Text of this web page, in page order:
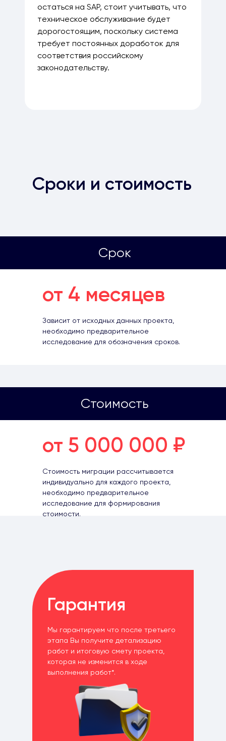
остаться на SAP, стоит учитывать, что
техническое обслуживание будет
дорогостоящим, поскольку система
требует постоянных доработок для
соответствия российскому
законодательству.
Сроки и стоимость
Срок
от 4 месяцев
Зависит от исходных данных проекта,
необходимо предварительное
исследование для обозначения сроков.
Стоимость
от 5 000 000 ₽
Стоимость миграции рассчитывается
индивидуально для каждого проекта,
необходимо предварительное
исследование для формирования
стоимости.
Гарантия
Мы гарантируем что после третьего
этапа Вы получите детализацию
работ и итоговую смету проекта,
которая не изменится в ходе
выполнения работ*.